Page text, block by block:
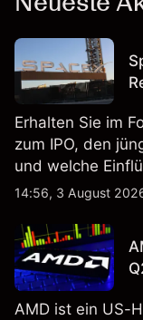
Erhalten Sie im
zum IPO, den
und welche
14:56, 3 August
AMD ist ein US-